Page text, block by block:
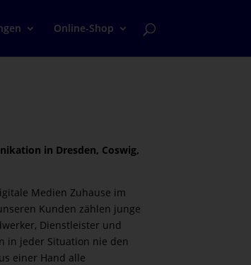
Online-Shop
in Dresden, Coswig,
Medien Zuhause im
Kunden zählen junge
Dienstleister und
in jeder Situation nie den
einer Hand alle